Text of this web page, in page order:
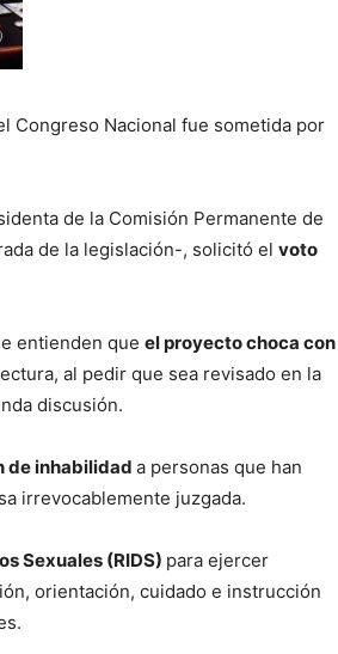
Congreso Nacional fue sometida por
de la Comisión Permanente de
de la legislación-, solicitó el voto
entienden que el proyecto choca con
al pedir que sea revisado en la
discusión.
de inhabilidad a personas que han
irrevocablemente juzgada.
Sexuales (RIDS) para ejercer
orientación, cuidado e instrucción